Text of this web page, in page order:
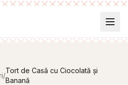
/
Tort de Casă cu Ciocolată și
Banană